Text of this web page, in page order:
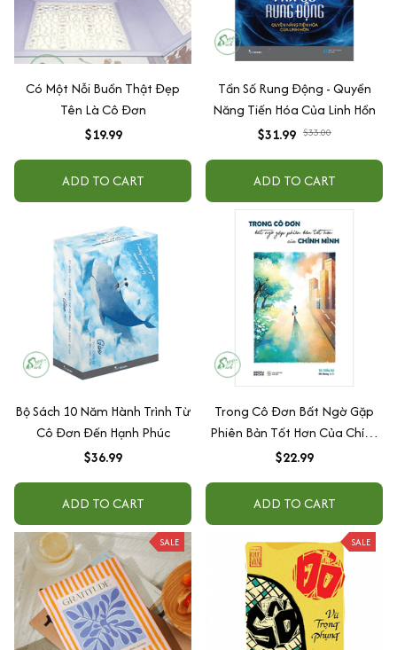
Có Một Nỗi Buồn Thật Đẹp
Tên Là Cô Đơn
$19.99
ADD TO CART
Tần Số Rung Động - Quyền
Năng Tiến Hóa Của Linh Hồn
$31.99 $33.00
ADD TO CART
Bộ Sách 10 Năm Hành Trình Từ
Cô Đơn Đến Hạnh Phúc
$36.99
ADD TO CART
Trong Cô Đơn Bất Ngờ Gặp
Phiên Bản Tốt Hơn Của Chính
Mình
$22.99
ADD TO CART
SALE SALE